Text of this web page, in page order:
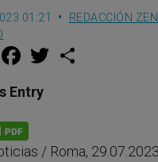
01:21 REDACCIÓN
M
e
F
a
e
b
o
k
w
Entry
/ Roma,